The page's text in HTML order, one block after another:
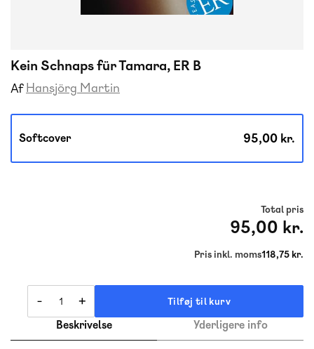
Kein Schnaps für Tamara, ER B
Af Hansjörg Martin
Softcover 95,00 kr.
Total pris
95,00 kr.
Pris inkl. moms118,75 kr.
- + Tilføj til kurv
Beskrivelse Yderligere info